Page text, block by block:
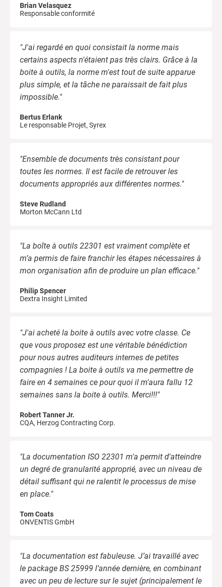
Brian Velasquez
Responsable conformité
"J'ai regardé en quoi consistait la norme mais
certains aspects n'étaient pas très clairs. Grâce à la
boite à outils, la norme m'est tout de suite apparue
plus simple, et la tâche ne paraissait de fait plus
impossible."
Bertus Erlank
Le responsable Projet, Syrex
"Ensemble de documents très consistant pour
toutes les normes. Il est facile de retrouver les
documents appropriés aux différentes normes."
Steve Rudland
Morton McCann Ltd
"La boîte à outils 22301 est vraiment complète et
m’a permis de faire franchir les étapes nécessaires à
mon organisation afin de produire un plan efficace."
Philip Spencer
Dextra Insight Limited
"J'ai acheté la boite à outils avec votre classe. Ce
que vous proposez est une véritable bénédiction
pour nous autres auditeurs internes de petites
compagnies ! La boite à outils va me permettre de
faire en 4 semaines ce pour quoi il m'aura fallu 12
semaines sans la boite à outils. Merci!!!"
Robert Tanner Jr.
CQA, Herzog Contracting Corp.
"La documentation ISO 22301 m'a permit d'atteindre
un degré de granularité approprié, avec un niveau de
détail suffisant qui ne ralentit le processus de mise
en place."
Tom Coats
ONVENTIS GmbH
"La documentation est fabuleuse. J’ai travaillé avec
le package BS 25999 l’année dernière, en combinant
avec un peu de lecture sur le sujet (principalement le